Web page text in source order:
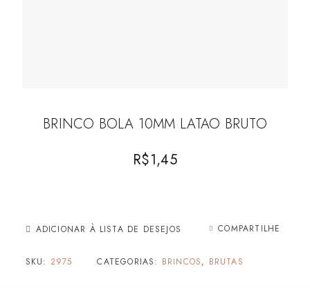
BRINCO BOLA 10MM LATAO BRUTO
R$1,45
ADICIONAR À LISTA DE DESEJOS COMPARTILHE
SKU: 2975 CATEGORIAS: BRINCOS, BRUTAS